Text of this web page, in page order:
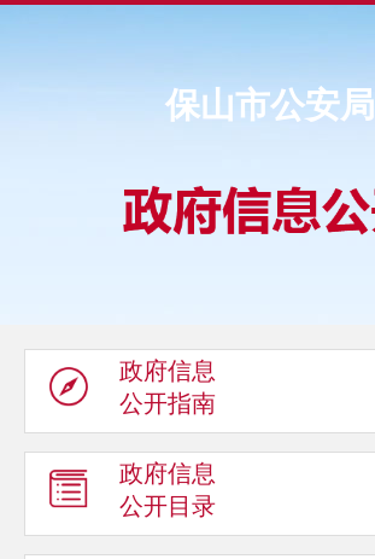
保山市公安局
政府信息
公开指南
政府信息
公开目录